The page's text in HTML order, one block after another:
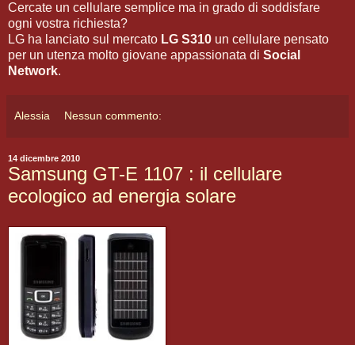
Cercate un cellulare semplice ma in grado di soddisfare
ogni vostra richiesta?
LG ha lanciato sul mercato LG S310 un cellulare pensato
per un utenza molto giovane appassionata di Social
Network.
Alessia Nessun commento:
14 dicembre 2010
Samsung GT-E 1107 : il cellulare
ecologico ad energia solare